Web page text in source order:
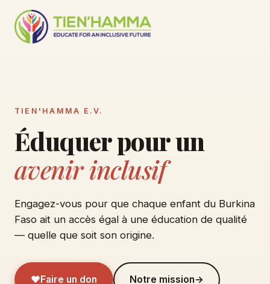
TIEN'HAMMA E.V.
Éduquer pour un
avenir inclusif
Engagez-vous pour que chaque enfant du Burkina
Faso ait un accès égal à une éducation de qualité
— quelle que soit son origine.
♥ Faire un don Notre mission→